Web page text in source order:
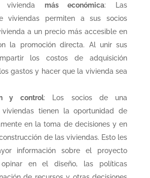
vivienda más económica: Las
viviendas permiten a sus socios
a un precio más accesible en
la promoción directa. Al unir sus
los costos de adquisición
gastos y hacer que la vivienda sea
y control: Los socios de una
tienen la oportunidad de
en la toma de decisiones y en
de las viviendas. Esto les
información sobre el proyecto
opinar en el diseño, las políticas